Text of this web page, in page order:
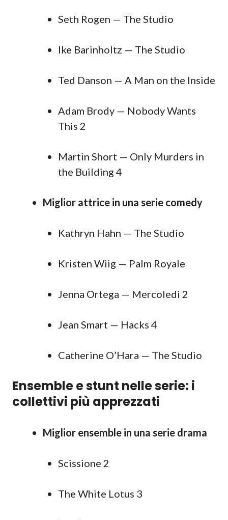
Seth Rogen — The Studio
Ike Barinholtz — The Studio
Ted Danson — A Man on the Inside
Adam Brody — Nobody Wants
This 2
Martin Short — Only Murders in
the Building 4
Miglior attrice in una serie comedy
Kathryn Hahn — The Studio
Kristen Wiig — Palm Royale
Jenna Ortega — Mercoledì 2
Jean Smart — Hacks 4
Catherine O’Hara — The Studio
Ensemble e stunt nelle serie: i
collettivi più apprezzati
Miglior ensemble in una serie drama
Scissione 2
The White Lotus 3